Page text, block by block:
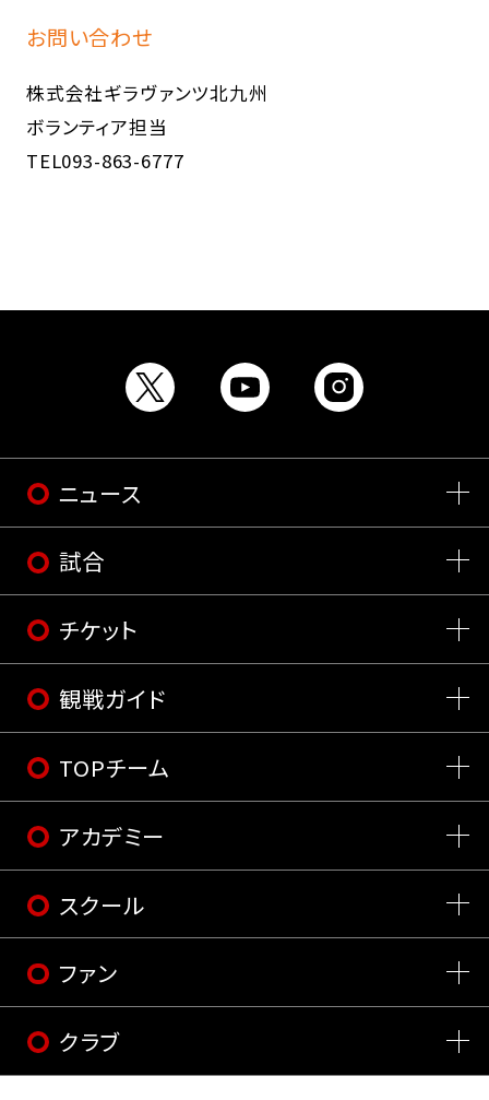
お問い合わせ
株式会社ギラヴァンツ北九州
ボランティア担当
TEL093-863-6777
ニュース
試合
チケット
観戦ガイド
TOPチーム
アカデミー
スクール
ファン
クラブ